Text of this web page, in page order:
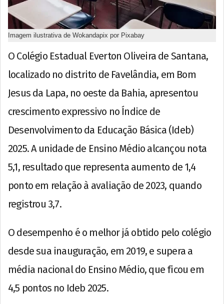
Imagem ilustrativa de Wokandapix por Pixabay
O Colégio Estadual Everton Oliveira de Santana,
localizado no distrito de Favelândia, em Bom
Jesus da Lapa, no oeste da Bahia, apresentou
crescimento expressivo no Índice de
Desenvolvimento da Educação Básica (Ideb)
2025. A unidade de Ensino Médio alcançou nota
5,1, resultado que representa aumento de 1,4
ponto em relação à avaliação de 2023, quando
registrou 3,7.
O desempenho é o melhor já obtido pelo colégio
desde sua inauguração, em 2019, e supera a
média nacional do Ensino Médio, que ficou em
4,5 pontos no Ideb 2025.